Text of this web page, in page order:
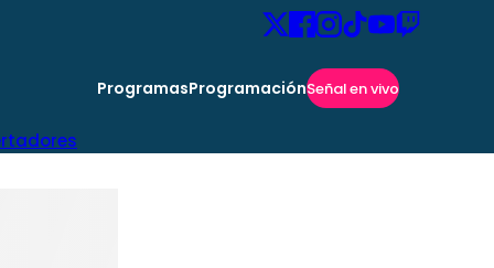
ProgramasProgramaciónSeñal en vivo